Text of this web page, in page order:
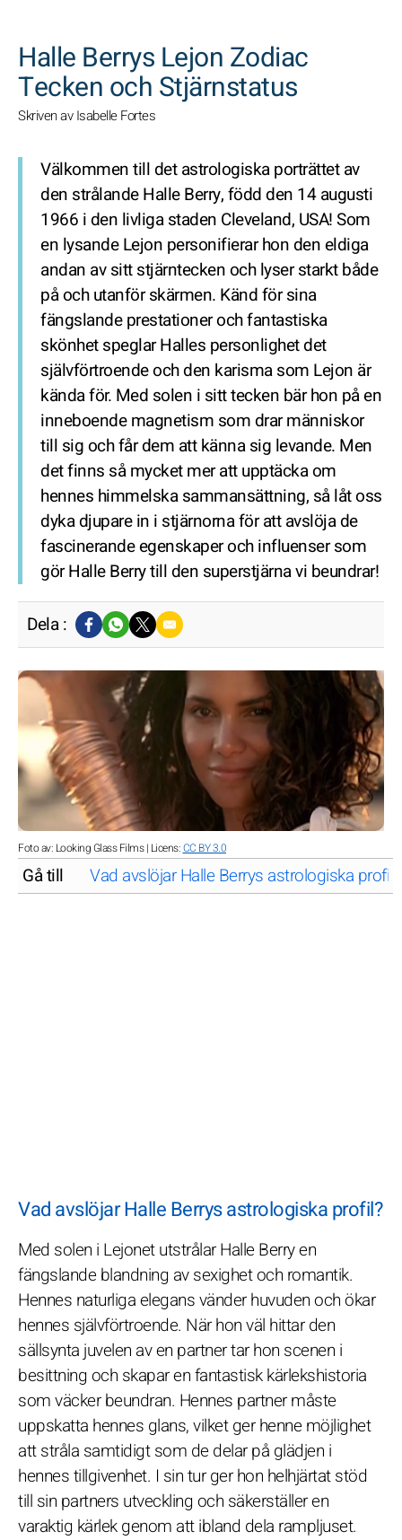
Halle Berrys Lejon Zodiac
Tecken och Stjärnstatus
Skriven av Isabelle Fortes
Välkommen till det astrologiska porträttet av
den strålande Halle Berry, född den 14 augusti
1966 i den livliga staden Cleveland, USA! Som
en lysande Lejon personifierar hon den eldiga
andan av sitt stjärntecken och lyser starkt både
på och utanför skärmen. Känd för sina
fängslande prestationer och fantastiska
skönhet speglar Halles personlighet det
självförtroende och den karisma som Lejon är
kända för. Med solen i sitt tecken bär hon på en
inneboende magnetism som drar människor
till sig och får dem att känna sig levande. Men
det finns så mycket mer att upptäcka om
hennes himmelska sammansättning, så låt oss
dyka djupare in i stjärnorna för att avslöja de
fascinerande egenskaper och influenser som
gör Halle Berry till den superstjärna vi beundrar!
Dela :
Foto av: Looking Glass Films | Licens:CC BY 3.0
Gå till Vad avslöjar Halle Berrys astrologiska profil?
Vad avslöjar Halle Berrys astrologiska profil?
Med solen i Lejonet utstrålar Halle Berry en
fängslande blandning av sexighet och romantik.
Hennes naturliga elegans vänder huvuden och ökar
hennes självförtroende. När hon väl hittar den
sällsynta juvelen av en partner tar hon scenen i
besittning och skapar en fantastisk kärlekshistoria
som väcker beundran. Hennes partner måste
uppskatta hennes glans, vilket ger henne möjlighet
att stråla samtidigt som de delar på glädjen i
hennes tillgivenhet. I sin tur ger hon helhjärtat stöd
till sin partners utveckling och säkerställer en
varaktig kärlek genom att ibland dela rampljuset.